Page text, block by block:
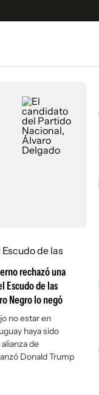
rechazó una
Escudo de las
Negro lo negó
no estar en
haya sido
de
Donald Trump